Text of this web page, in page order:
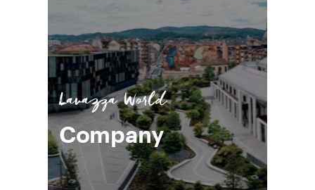
Lavazza World
Company